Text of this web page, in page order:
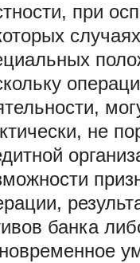
при
не
банка